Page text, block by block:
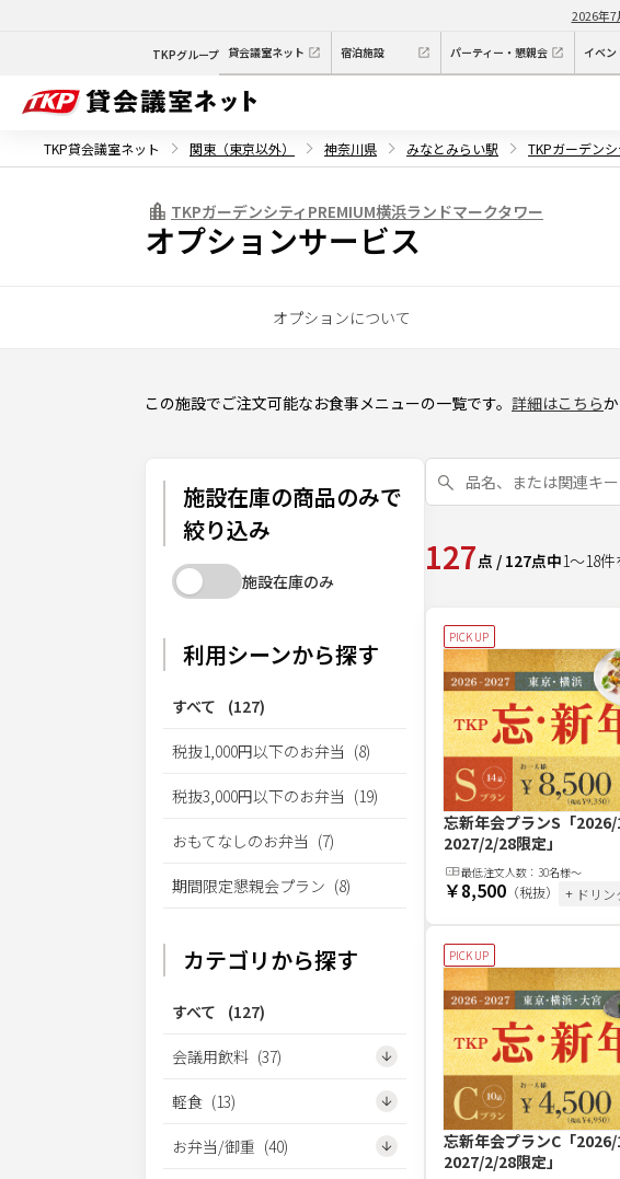
2026年
TKPグループ 貸会議室ネット 宿泊施設 パーティー・懇親会 イベ
TKP貸会議室ネット 関東（東京以外） 神奈川県 みなとみらい駅 TKPガーデン
TKPガーデンシティPREMIUM横浜ランドマークタワー
オプションサービス
オプションについて
この施設でご注文可能なお食事メニューの一覧です。 詳細はこちら
施設在庫の商品のみで
絞り込み
施設在庫のみ
利用シーンから探す
すべて (127)
税抜1,000円以下のお弁当 (8)
税抜3,000円以下のお弁当 (19)
おもてなしのお弁当 (7)
期間限定懇親会プラン (8)
カテゴリから探す
すべて (127)
会議用飲料 (37)
軽食 (13)
お弁当/御重 (40)
127点 / 127点中1～18件
PICK UP
忘新年会プランS 「
2027/2/28限定」
最低注文人数： 30名様～
￥8,500 （税抜） + ドリン
PICK UP
忘新年会プランC 「
2027/2/28限定」